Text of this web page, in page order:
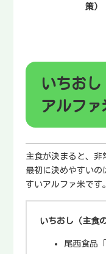
策）
いちお
アルファ
主食が決まると、非
最初に決めやすいの
すいアルファ米です
いちおし（主食
尾西食品